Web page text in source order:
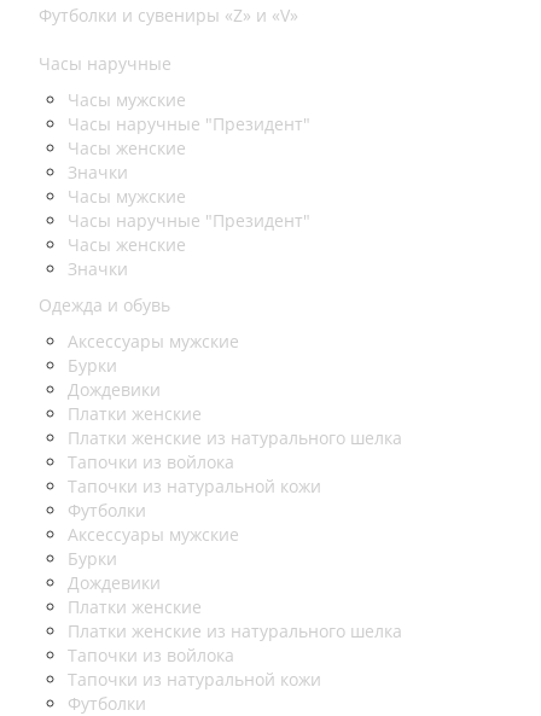
Футболки и сувениры «Z» и «V»
Часы наручные
Часы мужские
Часы наручные "Президент"
Часы женские
Значки
Часы мужские
Часы наручные "Президент"
Часы женские
Значки
Одежда и обувь
Аксессуары мужские
Бурки
Дождевики
Платки женские
Платки женские из натурального шелка
Тапочки из войлока
Тапочки из натуральной кожи
Футболки
Аксессуары мужские
Бурки
Дождевики
Платки женские
Платки женские из натурального шелка
Тапочки из войлока
Тапочки из натуральной кожи
Футболки